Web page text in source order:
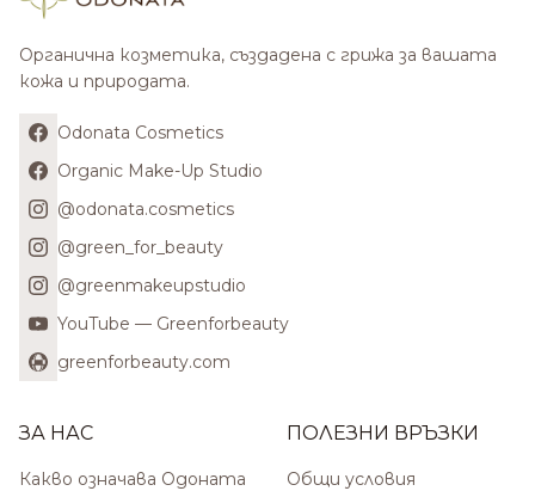
Органична козметика, създадена с грижа за вашата
кожа и природата.
Odonata Cosmetics
Organic Make-Up Studio
@odonata.cosmetics
@green_for_beauty
@greenmakeupstudio
YouTube — Greenforbeauty
greenforbeauty.com
ЗА НАС
Какво означава Одоната
ПОЛЕЗНИ ВРЪЗКИ
Общи условия